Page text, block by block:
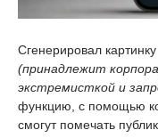
Сгенерировал
(принадлежит
экстремисткой и
функцию, с помощью
смогут помечать